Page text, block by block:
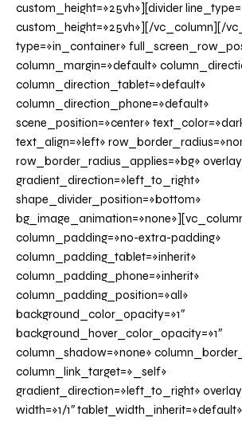
custom_height=»25vh»][divider
custom_height=»25vh»][/vc_column][/
type=»in_container»
column_margin=»default»
column_direction_tablet=»default»
column_direction_phone=»default»
scene_position=»center»
text_align=»left»
row_border_radius_applies=»bg»
gradient_direction=»left_to_right»
shape_divider_position=»bottom»
column_padding=»no-extra-padding»
column_padding_tablet=»inherit»
column_padding_phone=»inherit»
column_padding_position=»all»
background_color_opacity=»1″
background_hover_color_opacity=»1″
column_shadow=»none»
column_link_target=»_self»
gradient_direction=»left_to_right»
width=»1/1″ tablet_width_inherit=»default»